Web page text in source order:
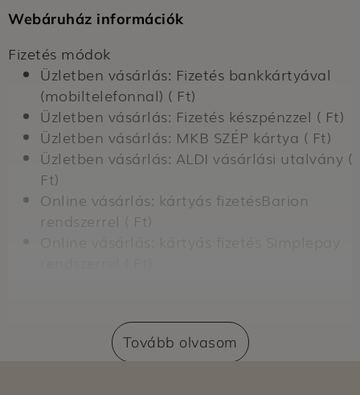
Webáruház információk
Fizetés módok
Üzletben vásárlás: Fizetés bankkártyával
(mobiltelefonnal) ( Ft)
Üzletben vásárlás: Fizetés készpénzzel ( Ft)
Üzletben vásárlás: MKB SZÉP kártya ( Ft)
Üzletben vásárlás: ALDI vásárlási utalvány (
Ft)
Online vásárlás: kártyás fizetésBarion
rendszerrel ( Ft)
Online vásárlás: Átvételkor történő fizetés
bankkártyával ( Ft)Tovább olvasom